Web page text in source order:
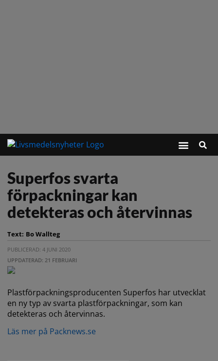
Superfos svarta
förpackningar kan
detekteras och återvinnas
Text: Bo Wallteg
PUBLICERAD: 4 JUNI 2020
UPPDATERAD: 21 FEBRUARI
Plastförpackningsproducenten Superfos har utvecklat
en ny typ av svarta plastförpackningar, som kan
detekteras och återvinnas.
Läs mer på Packnews.se